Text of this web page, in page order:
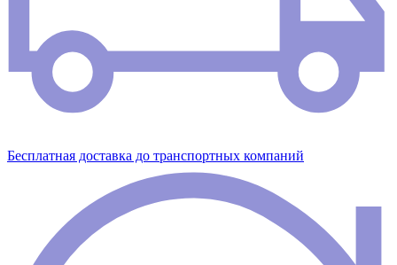
Бесплатная доставка до транспортных компаний